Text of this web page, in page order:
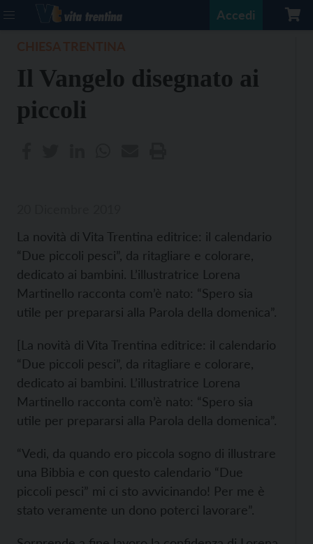
Accedi
Il Vangelo disegnato ai
piccoli
La novità di Vita Trentina editrice: il calendario
“Due piccoli pesci”, da ritagliare e colorare,
dedicato ai bambini. L’illustratrice Lorena
Martinello racconta com’è nato: “Spero sia
utile per prepararsi alla Parola della domenica”.
[La novità di Vita Trentina editrice: il calendario
“Due piccoli pesci”, da ritagliare e colorare,
dedicato ai bambini. L’illustratrice Lorena
Martinello racconta com’è nato: “Spero sia
utile per prepararsi alla Parola della domenica”.
“Vedi, da quando ero piccola sogno di illustrare
una Bibbia e con questo calendario “Due
piccoli pesci” mi ci sto avvicinando! Per me è
stato veramente un dono poterci lavorare”.